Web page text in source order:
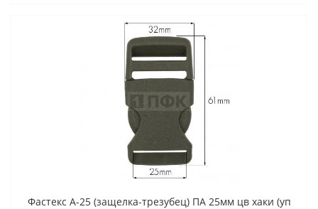
Фастекс A-25 (защелка-трезубец) ПА 25мм цв хаки (уп